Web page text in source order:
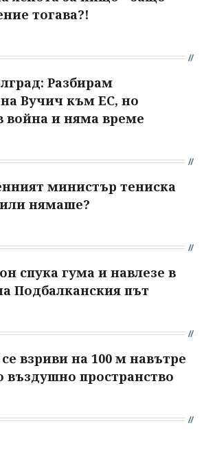
тогава?!
Разбирам
Вучич към ЕС, но
война и няма време
министър тениска
нямаше?
спука гума и навлезе в
Подбалканския път
взриви на 100 м навътре
въздушно пространство